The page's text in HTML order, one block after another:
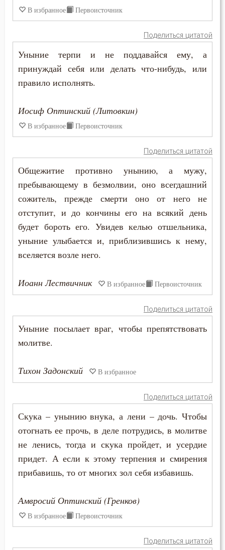
Естество
Женщина
Жестокость
Животные
Жизнь
Забота
Загробная жизнь
Закон Божий
Заповеди
Злопамятство
Идолопоклонство
Икона
Искушение в смертный час
Исповедник
Исправление
В избранное Первоисточник
Поделиться цитатой
Уныние терпи и не поддавайся ему, а
принуждай себя или делать что-нибудь, или
правило исполнять.
Иосиф Оптинский (Литовкин)
В избранное Первоисточник
Поделиться цитатой
Общежитие противно унынию, а мужу,
пребывающему в безмолвии, оно всегдашний
сожитель, прежде смерти оно от него не
отступит, и до кончины его на всякий день
будет бороть его. Увидев келью отшельника,
уныние улыбается и, приблизившись к нему,
вселяется возле него.
Иоанн Лествичник В избранное Первоисточник
Поделиться цитатой
Уныние посылает враг, чтобы препятствовать
молитве.
Тихон Задонский В избранное
Поделиться цитатой
Скука – унынию внука, а лени – дочь. Чтобы
отогнать ее прочь, в деле потрудись, в молитве
не ленись, тогда и скука пройдет, и усердие
придет. А если к этому терпения и смирения
прибавишь, то от многих зол себя избавишь.
Амвросий Оптинский (Гренков)
В избранное Первоисточник
Поделиться цитатой